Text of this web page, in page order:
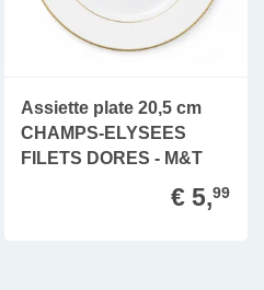
Assiette plate 20,5 cm
CHAMPS-ELYSEES
FILETS DORES - M&T
€ 5,99